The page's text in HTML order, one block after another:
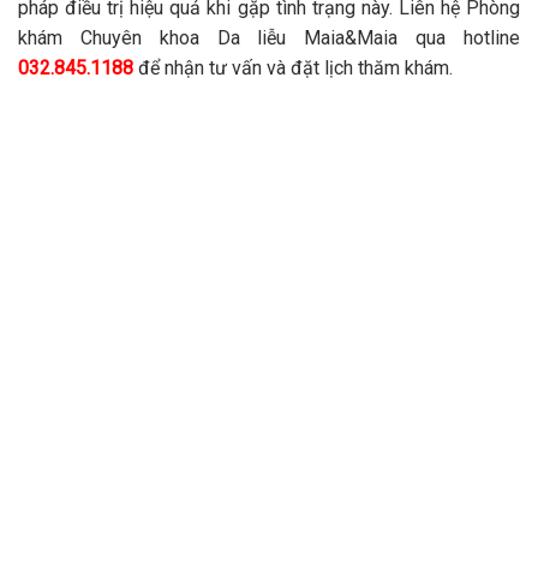
pháp điều trị hiệu quả khi gặp tình trạng này. Liên hệ Phòng
khám Chuyên khoa Da liễu Maia&Maia qua hotline
032.845.1188 để nhận tư vấn và đặt lịch thăm khám.